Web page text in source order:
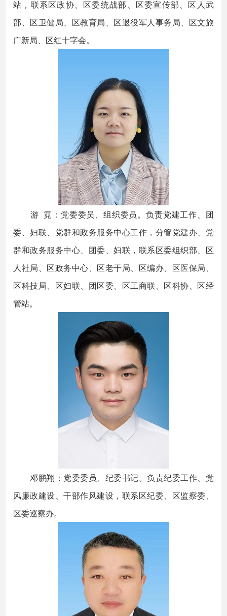
站，联系区政协、区委统战部、区委宣传部、区人武
部、区卫健局、区教育局、区退役军人事务局、区文旅
广新局、区红十字会。
游 霓：党委委员、组织委员。负责党建工作、团
委、妇联、党群和政务服务中心工作，分管党建办、党
群和政务服务中心、团委、妇联，联系区委组织部、区
人社局、区政务中心、区老干局、区编办、区医保局、
区科技局、区妇联、团区委、区工商联、区科协、区经
管站。
邓鹏翔：党委委员、纪委书记。负责纪委工作、党
风廉政建设、干部作风建设，联系区纪委、区监察委、
区委巡察办。